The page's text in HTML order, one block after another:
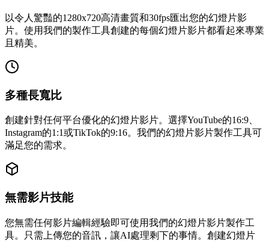
以令人驚豔的1280x720高清畫質和30fps匯出您的幻燈片影
片。使用我們的製作工具創建的每個幻燈片影片都看起來專業
且精美。
多種長寬比
創建針對任何平台優化的幻燈片影片。選擇YouTube的16:9、
Instagram的1:1或TikTok的9:16。我們的幻燈片影片製作工具可
滿足您的需求。
無需影片技能
您無需任何影片編輯經驗即可使用我們的幻燈片影片製作工
具。只需上傳您的音訊，讓AI處理剩下的事情。創建幻燈片